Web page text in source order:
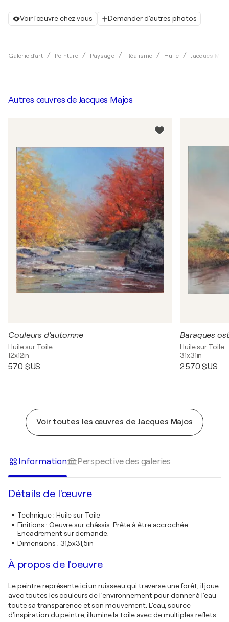
Voir l'œuvre chez vous Demander d'autres photos
Galerie d'art Peinture Paysage Réalisme Huile Jacques
Autres œuvres de Jacques Majos
Couleurs d'automne
Huile sur Toile
12x12in
570 $US
Baraques
Huile sur Toile
31x31in
2 570 $US
Voir toutes les œuvres de Jacques Majos
Information Perspective des galeries
Détails de l'œuvre
Technique: Huile sur Toile
Finitions : Oeuvre sur châssis. Prête à être accrochée.
Encadrement sur demande.
Dimensions : 31,5x31,5in
À propos de l'oeuvre
Le peintre représente ici un ruisseau qui traverse une forêt, il joue
avec toutes les couleurs de l’environnement pour donner à l'eau
toute sa transparence et son mouvement. L'eau, source
d'inspiration du peintre, illumine la toile avec de multiples reflets.